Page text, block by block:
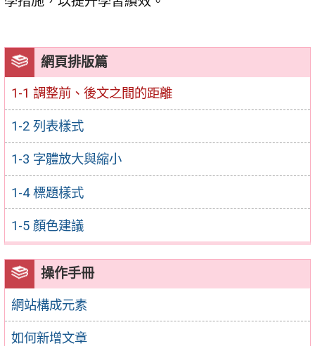
網頁排版篇
1-1 調整前、後文之間的距離
1-2 列表樣式
1-3 字體放大與縮小
1-4 標題樣式
1-5 顏色建議
操作手冊
網站構成元素
如何新增文章